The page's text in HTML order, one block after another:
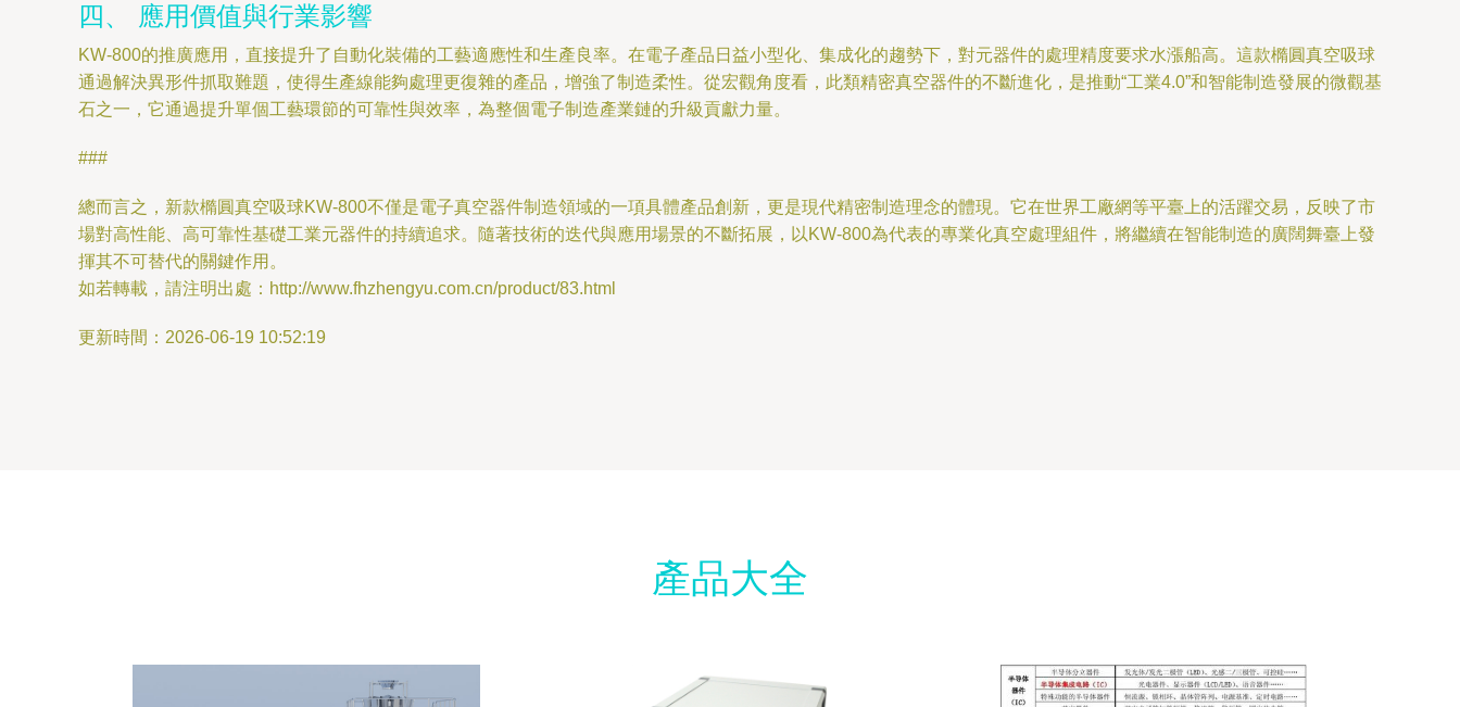
四、 應用價值與行業影響
KW-800的推廣應用，直接提升了自動化裝備的工藝適應性和生產良率。在電子產品日益小型化、集成化的趨勢下，對元器件的處理精度要求水漲船高。這款橢圓真空吸球
通過解決異形件抓取難題，使得生產線能夠處理更復雜的產品，增強了制造柔性。從宏觀角度看，此類精密真空器件的不斷進化，是推動“工業4.0”和智能制造發展的微觀基
石之一，它通過提升單個工藝環節的可靠性與效率，為整個電子制造產業鏈的升級貢獻力量。
###
總而言之，新款橢圓真空吸球KW-800不僅是電子真空器件制造領域的一項具體產品創新，更是現代精密制造理念的體現。它在世界工廠網等平臺上的活躍交易，反映了市
場對高性能、高可靠性基礎工業元器件的持續追求。隨著技術的迭代與應用場景的不斷拓展，以KW-800為代表的專業化真空處理組件，將繼續在智能制造的廣闊舞臺上發
揮其不可替代的關鍵作用。
如若轉載，請注明出處：http://www.fhzhengyu.com.cn/product/83.html
更新時間：2026-06-19 10:52:19
產品大全